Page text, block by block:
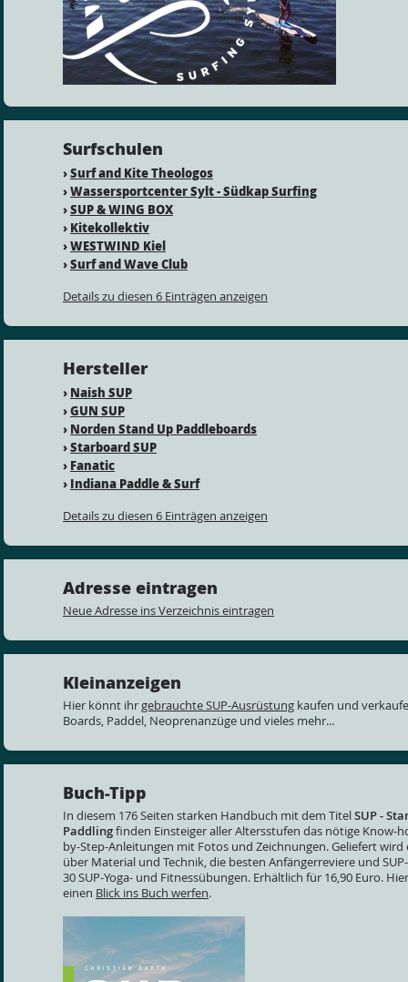
Surfschulen
›Surf and Kite Theologos
›Wassersportcenter Sylt - Südkap Surfing
›SUP & WING BOX
› Kitekollektiv
›WESTWIND Kiel
›Surf and Wave Club
Details zu diesen 6 Einträgen anzeigen
Hersteller
› Naish SUP
›GUN SUP
› Norden Stand Up Paddleboards
›Starboard SUP
› Fanatic
› Indiana Paddle & Surf
Details zu diesen 6 Einträgen anzeigen
Adresse eintragen
Neue Adresse ins Verzeichnis eintragen
Kleinanzeigen
Hier könnt ihrgebrauchte SUP-Ausrüstung kaufen und
Boards, Paddel, Neoprenanzüge und vieles mehr...
Buch-Tipp
In diesem 176 Seiten starken Handbuch mit dem TitelSUP -
Paddlingfinden Einsteiger aller Altersstufen das nötige Know-
by-Step-Anleitungen mit Fotos und Zeichnungen. Geliefert wird
über Material und Technik, die besten Anfängerreviere und
30 SUP-Yoga- und Fitnessübungen. Erhältlich für 16,90 Euro.
einen Blick ins Buch werfen.